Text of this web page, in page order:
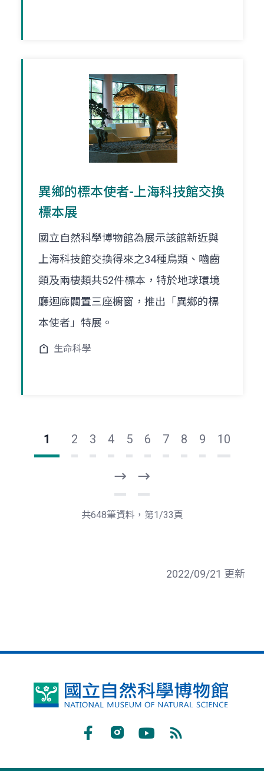
異鄉的標本使者-上海科技館交換
標本展
國立自然科學博物館為展示該館新近與
上海科技館交換得來之34種鳥類、嚙齒
類及兩棲類共52件標本，特於地球環境
廳迴廊闢置三座櫥窗，推出「異鄉的標
本使者」特展。
生命科學
1 2 3 4 5 6 7 8 9 10
一
頁
後
一
共648筆資料，第1/33頁
2022/09/21 更新
國